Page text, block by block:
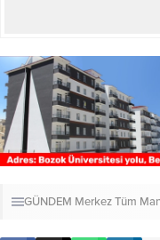
GÜNDEM MerkezTüm